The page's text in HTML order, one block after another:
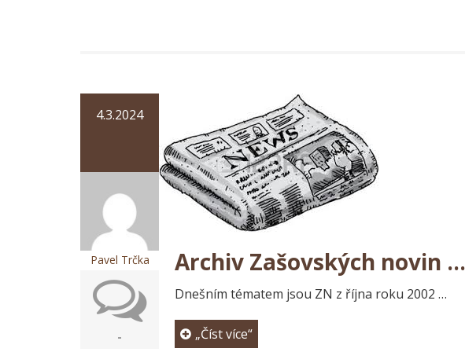
4.3.2024
Pavel Trčka
-
Archiv Zašovských novin …
Dnešním tématem jsou ZN z října roku 2002 …
„Číst více“